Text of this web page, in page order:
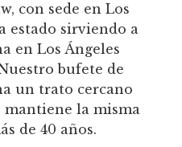
con sede en Los
estado sirviendo a
en Los Ángeles
bufete de
un trato cercano
mantiene la misma
de 40 años.